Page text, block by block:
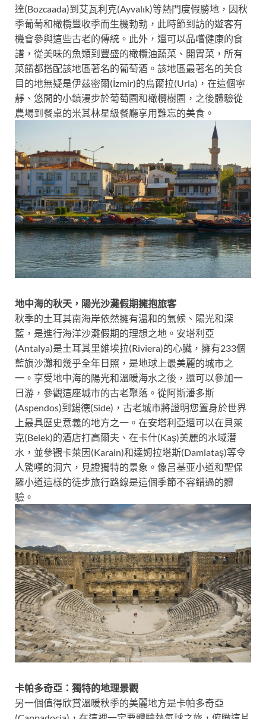
達(Bozcaada)到艾瓦利克(Ayvalık)等熱門度假勝地，因秋
季葡萄和橄欖豐收季而生機勃勃，此時節到訪的遊客有
機會參與這些古老的傳統。此外，還可以品嚐健康的食
譜，從美味的魚類到豐盛的橄欖油蔬菜、開胃菜，所有
菜餚都搭配該地區著名的葡萄酒。該地區最著名的美食
目的地無疑是伊茲密爾(İzmir)的烏爾拉(Urla)，在這個寧
靜、悠閒的小鎮漫步於葡萄園和橄欖樹園，之後體驗從
農場到餐桌的米其林星級餐廳享用難忘的美食。
地中海的秋天，陽光沙灘假期擁抱旅客
秋季的土耳其南海岸依然擁有溫和的氣候、陽光和深
藍，是進行海洋沙灘假期的理想之地。安塔利亞
(Antalya)是土耳其里維埃拉(Riviera)的心臟，擁有233個
藍旗沙灘和幾乎全年日照，是地球上最美麗的城市之
一。享受地中海的陽光和溫暖海水之後，還可以參加一
日游，參觀這座城市的古老聚落。從阿斯潘多斯
(Aspendos)到鍚德(Side)，古老城市將證明您置身於世界
上最具歷史意義的地方之一。在安塔利亞還可以在貝萊
克(Belek)的酒店打高爾夫、在卡什(Kaş)美麗的水域潛
水，並參觀卡萊因(Karain)和達姆拉塔斯(Damlataş)等令
人驚嘆的洞穴，見證獨特的景象。像吕基亚小道和聖保
羅小道這樣的徒步旅行路線是這個季節不容錯過的體
驗。
卡帕多奇亞：獨特的地理景觀
另一個值得欣賞溫暖秋季的美麗地方是卡帕多奇亞